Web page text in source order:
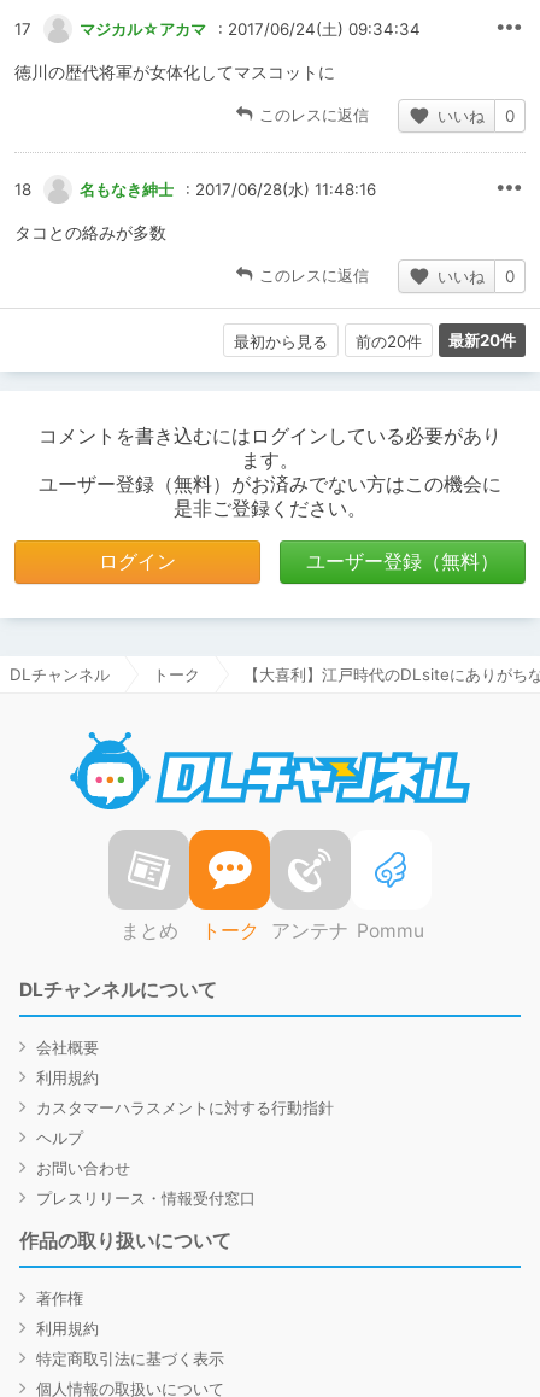
17 マジカル☆アカマ : 2017/06/24(土) 09:34:34
徳川の歴代将軍が女体化してマスコットに
このレスに返信 いいね 0
18 名もなき紳士 : 2017/06/28(水) 11:48:16
タコとの絡みが多数
このレスに返信 いいね 0
最初から見る 前の20件 最新20件
コメントを書き込むにはログインしている必要があり
ます。
ユーザー登録（無料）がお済みでない方はこの機会に
是非ご登録ください。
ログイン ユーザー登録（無料）
DLチャンネル トーク 【大喜利】江戸時代のDLsiteにありがち
まとめ トーク アンテナ Pommu
DLチャンネルについて
会社概要
利用規約
カスタマーハラスメントに対する行動指針
ヘルプ
お問い合わせ
プレスリリース・情報受付窓口
作品の取り扱いについて
著作権
利用規約
特定商取引法に基づく表示
個人情報の取扱いについて